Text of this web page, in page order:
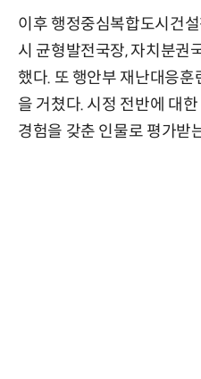
이후 행정중심복합도시건
시 균형발전국장, 자치분권
했다. 또 행안부 재난대응
을 거쳤다. 시정 전반에 대
경험을 갖춘 인물로 평가받